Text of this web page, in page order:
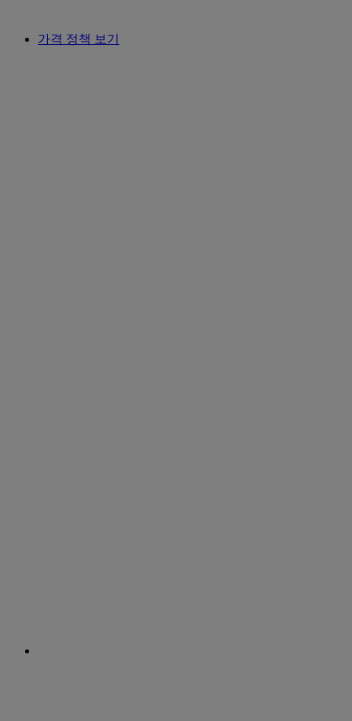
가격 정책 보기